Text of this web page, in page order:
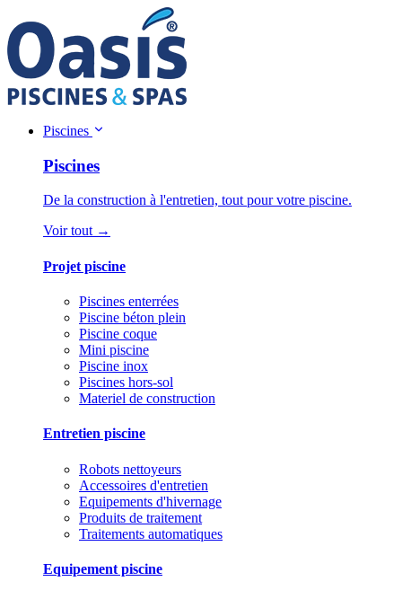
Piscines
Piscines
De la construction à l'entretien, tout pour votre piscine.
Voir tout →
Projet piscine
Piscines enterrées
Piscine béton plein
Piscine coque
Mini piscine
Piscine inox
Piscines hors-sol
Materiel de construction
Entretien piscine
Robots nettoyeurs
Accessoires d'entretien
Equipements d'hivernage
Produits de traitement
Traitements automatiques
Equipement piscine